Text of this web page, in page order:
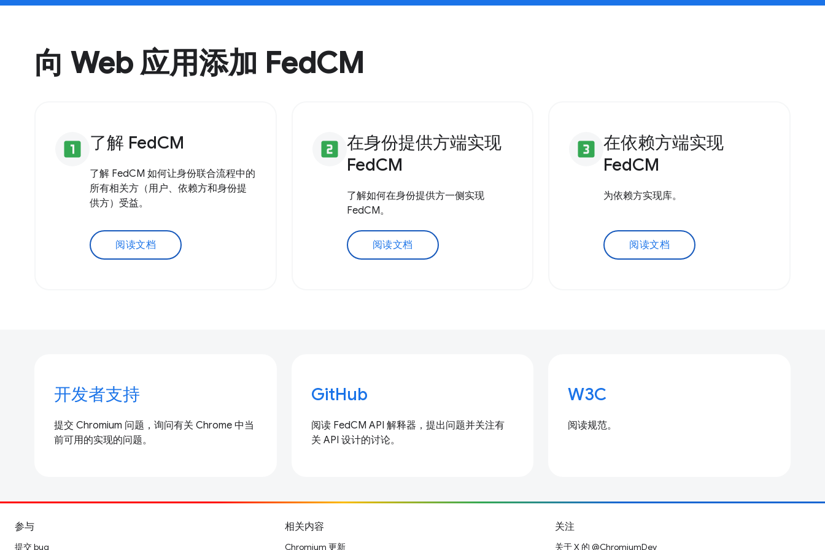
向 Web 应用添加 FedCM
looks_one 了解 FedCM
了解 FedCM 如何让身份联合流程中的
所有相关方（用户、依赖方和身份提
供方）受益。
阅读文档
looks_two 在身份提供方端实现
FedCM
了解如何在身份提供方一侧实现
FedCM。
阅读文档
looks_3 在依赖方端实现
FedCM
为依赖方实现库。
阅读文档
开发者支持
提交 Chromium 问题，询问有关 Chrome 中当
前可用的实现的问题。
GitHub
阅读 FedCM API 解释器，提出问题并关注有
关 API 设计的讨论。
W3C
阅读规范。
参与
提交 bug
相关内容
Chromium 更新
关注
关于 X 的 @ChromiumDev